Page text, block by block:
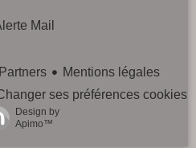
Mail
Mentions légales
ses préférences cookies
Design by
Apimo™